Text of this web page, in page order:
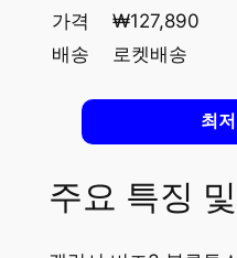
가격
₩127,890
배송
로켓배송
최
주요 특징